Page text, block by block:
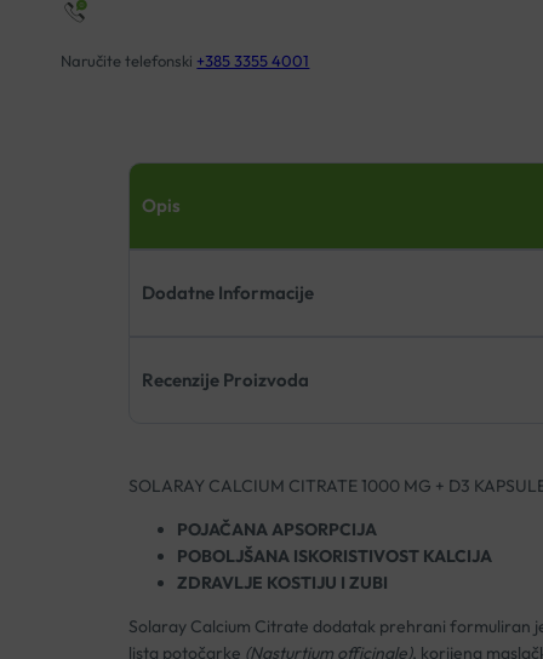
Naručite telefonski +385 3355 4001
Opis
Dodatne Informacije
Recenzije Proizvoda
SOLARAY CALCIUM CITRATE 1000 MG + D3
POJAČANA APSORPCIJA
POBOLJŠANA ISKORISTIVOST KALCIJA
ZDRAVLJE KOSTIJU I ZUBI
Solaray Calcium Citrate dodatak prehrani formuliran
lista potočarke (Nasturtium officinale), korijena